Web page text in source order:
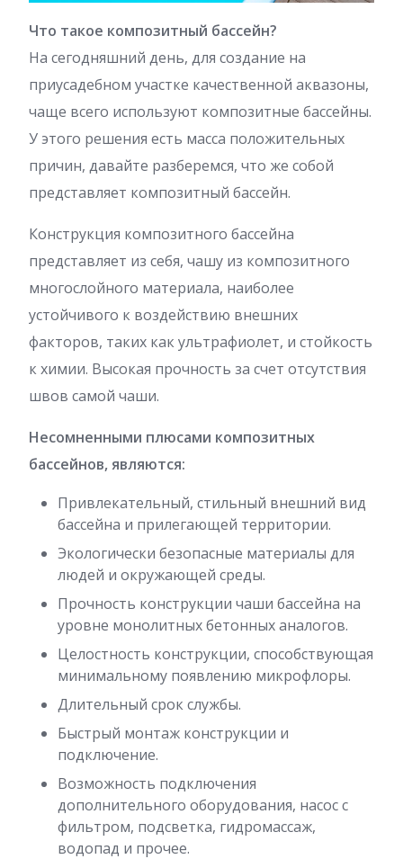
Что такое композитный бассейн?
На сегодняшний день, для создание на
приусадебном участке качественной аквазоны,
чаще всего используют композитные бассейны.
У этого решения есть масса положительных
причин, давайте разберемся, что же собой
представляет композитный бассейн.
Конструкция композитного бассейна
представляет из себя, чашу из композитного
многослойного материала, наиболее
устойчивого к воздействию внешних
факторов, таких как ультрафиолет, и стойкость
к химии. Высокая прочность за счет отсутствия
швов самой чаши.
Несомненными плюсами композитных
бассейнов, являются:
Привлекательный, стильный внешний вид
бассейна и прилегающей территории.
Экологически безопасные материалы для
людей и окружающей среды.
Прочность конструкции чаши бассейна на
уровне монолитных бетонных аналогов.
Целостность конструкции, способствующая
минимальному появлению микрофлоры.
Длительный срок службы.
Быстрый монтаж конструкции и
подключение.
Возможность подключения
дополнительного оборудования, насос с
фильтром, подсветка, гидромассаж,
водопад и прочее.